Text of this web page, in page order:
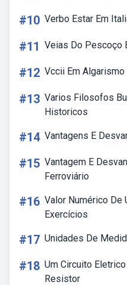
#10 Verbo Estar Em
#11 Veias Do Pescoço
#12 Vccii Em Algarismo
#13 Varios Filosofos
Historicos
#14 Vantagens E
#15 Vantagem E
Ferroviário
#16 Valor Numérico De
Exercícios
#17 Unidades De
#18 Um Circuito
Resistor